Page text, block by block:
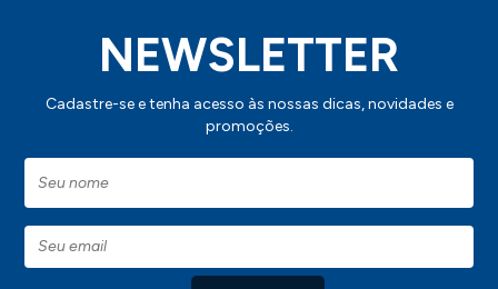
NEWSLETTER
Cadastre-se e tenha acesso às nossas dicas, novidades e
promoções.